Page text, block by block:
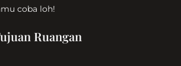
coba loh!
Ruangan